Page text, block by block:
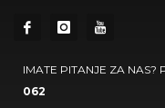
IMATE PITANJE ZA NAS?
062